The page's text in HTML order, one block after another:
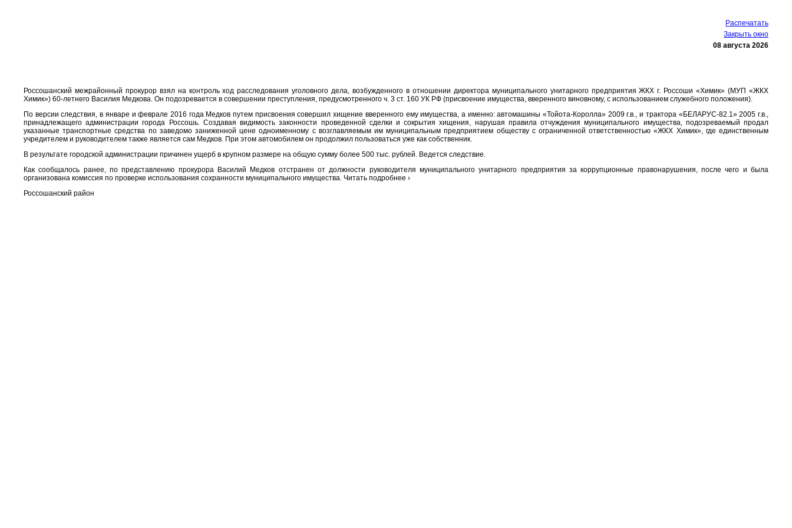
Распечатать
Закрыть окно
08 августа 2026
Россошанский межрайонный прокурор взял на контроль ход расследования уголовного дела, возбужденного в отношении директора муниципального унитарного предприятия ЖКХ г. Россоши «Химик» (МУП «ЖКХ
Химик») 60-летнего Василия Медкова. Он подозревается в совершении преступления, предусмотренного ч. 3 ст. 160 УК РФ (присвоение имущества, вверенного виновному, с использованием служебного положения).
По версии следствия, в январе и феврале 2016 года Медков путем присвоения совершил хищение вверенного ему имущества, а именно: автомашины «Тойота-Королла» 2009 г.в., и трактора «БЕЛАРУС-82.1» 2005 г.в.,
принадлежащего администрации города Россошь. Создавая видимость законности проведенной сделки и сокрытия хищения, нарушая правила отчуждения муниципального имущества, подозреваемый продал
указанные транспортные средства по заведомо заниженной цене одноименному с возглавляемым им муниципальным предприятием обществу с ограниченной ответственностью «ЖКХ Химик», где единственным
учредителем и руководителем также является сам Медков. При этом автомобилем он продолжил пользоваться уже как собственник.
В результате городской администрации причинен ущерб в крупном размере на общую сумму более 500 тыс. рублей. Ведется следствие.
Как сообщалось ранее, по представлению прокурора Василий Медков отстранен от должности руководителя муниципального унитарного предприятия за коррупционные правонарушения, после чего и была
организована комиссия по проверке использования сохранности муниципального имущества. Читать подробнее ›
Россошанский район